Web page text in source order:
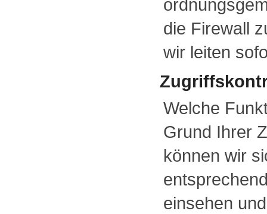
die Firewall
wir leiten
Welche
Grund Ihrer
können wir
einsehen